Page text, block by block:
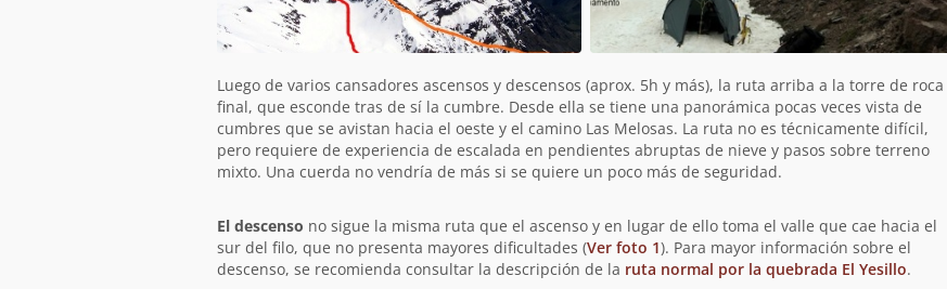
Luego de varios cansadores ascensos y descensos (aprox. 5h y más), la ruta arriba a la torre de roca
final, que esconde tras de sí la cumbre. Desde ella se tiene una panorámica pocas veces vista de
cumbres que se avistan hacia el oeste y el camino Las Melosas. La ruta no es técnicamente difícil,
pero requiere de experiencia de escalada en pendientes abruptas de nieve y pasos sobre terreno
mixto. Una cuerda no vendría de más si se quiere un poco más de seguridad.
El descenso no sigue la misma ruta que el ascenso y en lugar de ello toma el valle que cae hacia el
sur del filo, que no presenta mayores dificultades (Ver foto 1). Para mayor información sobre el
descenso, se recomienda consultar la descripción de la ruta normal por la quebrada El Yesillo.